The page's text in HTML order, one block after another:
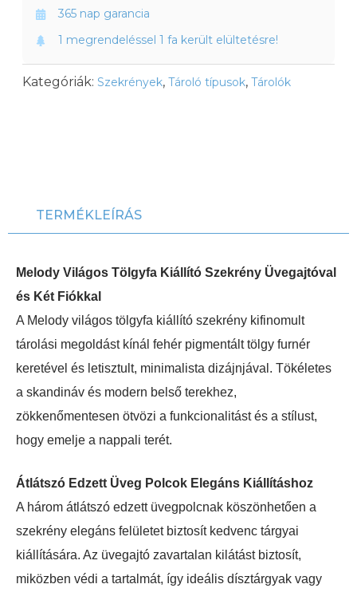
365 nap garancia
1 megrendeléssel 1 fa került elültetésre!
Kategóriák: Szekrények, Tároló típusok, Tárolók
TERMÉKLEÍRÁS
Melody Világos Tölgyfa Kiállító Szekrény Üvegajtóval
és Két Fiókkal
A Melody világos tölgyfa kiállító szekrény kifinomult
tárolási megoldást kínál fehér pigmentált tölgy furnér
keretével és letisztult, minimalista dizájnjával. Tökéletes
a skandináv és modern belső terekhez,
zökkenőmentesen ötvözi a funkcionalitást és a stílust,
hogy emelje a nappali terét.
Átlátszó Edzett Üveg Polcok Elegáns Kiállításhoz
A három átlátszó edzett üvegpolcnak köszönhetően a
szekrény elegáns felületet biztosít kedvenc tárgyai
kiállítására. Az üvegajtó zavartalan kilátást biztosít,
miközben védi a tartalmát, így ideális dísztárgyak vagy